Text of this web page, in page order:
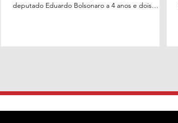
deputado Eduardo Bolsonaro a 4 anos e dois
prisão, o ex-deputado foi condenado a oito anos